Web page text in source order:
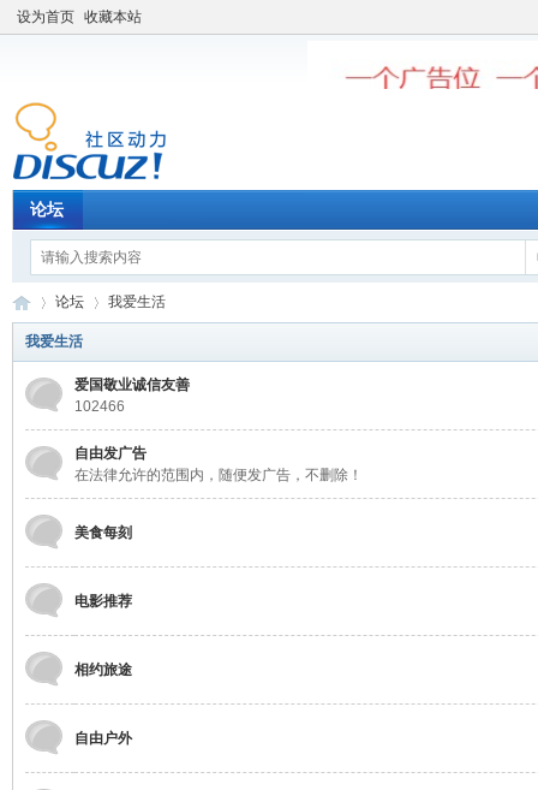
设为首页 收藏本站
论坛
»
论坛
›
我爱生活
我爱生活
爱国敬业诚信友善
102466
自由发广告
在法律允许的范围内，随便发广告，不删除！
美食每刻
电影推荐
相约旅途
自由户外